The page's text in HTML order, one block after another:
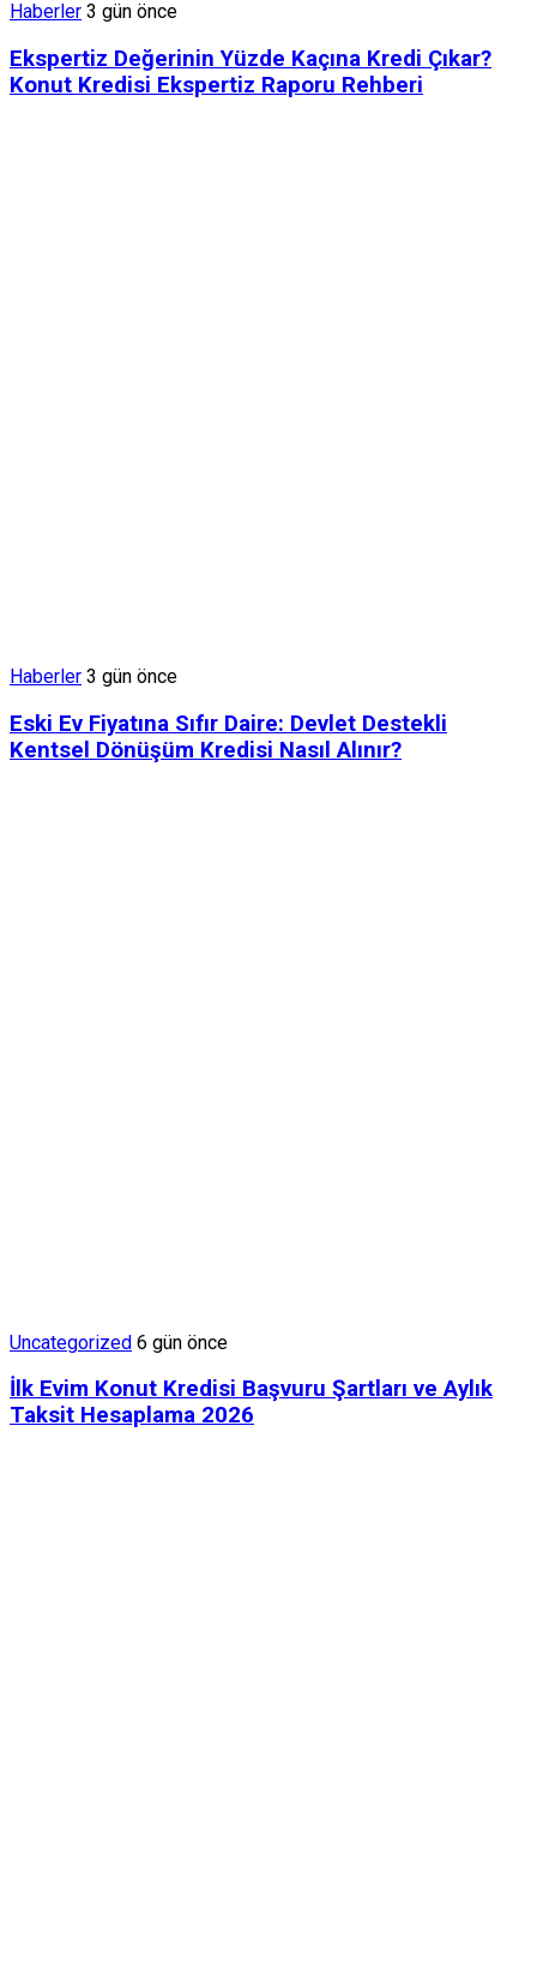
Haberler 3 gün önce
Ekspertiz Değerinin Yüzde Kaçına Kredi Çıkar?
Konut Kredisi Ekspertiz Raporu Rehberi
Haberler 3 gün önce
Eski Ev Fiyatına Sıfır Daire: Devlet Destekli
Kentsel Dönüşüm Kredisi Nasıl Alınır?
Uncategorized 6 gün önce
İlk Evim Konut Kredisi Başvuru Şartları ve Aylık
Taksit Hesaplama 2026